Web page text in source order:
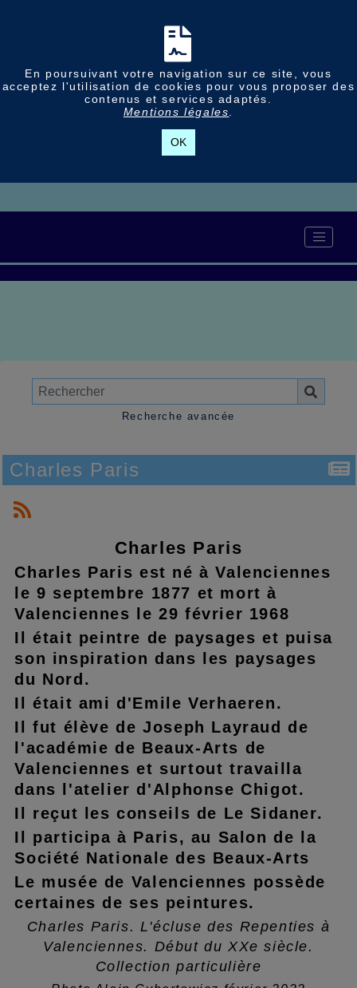
En poursuivant votre navigation sur ce site, vous
acceptez l'utilisation de cookies pour vous proposer des
contenus et services adaptés.
Mentions légales
OK
Recherche avancée
Charles Paris
Charles Paris
Charles Paris est né à Valenciennes
le 9 septembre 1877 et mort à
Valenciennes le 29 février 1968
Il était peintre de paysages et puisa
son inspiration dans les paysages
du Nord.
Il était ami d'Emile Verhaeren.
Il fut élève de Joseph Layraud de
l'académie de Beaux-Arts de
Valenciennes et surtout travailla
dans l'atelier d'Alphonse Chigot.
Il reçut les conseils de Le Sidaner.
Il participa à Paris, au Salon de la
Société Nationale des Beaux-Arts
Le musée de Valenciennes possède
certaines de ses peintures.
Charles Paris. L'écluse des Repenties à
Valenciennes. Début du XXe siècle.
Collection particulière